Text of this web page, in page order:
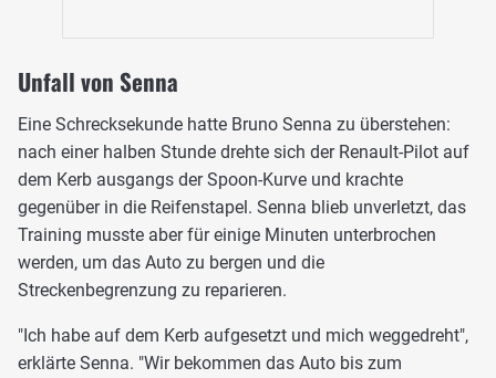
Unfall von Senna
Eine Schrecksekunde hatte Bruno Senna zu überstehen:
nach einer halben Stunde drehte sich der Renault-Pilot auf
dem Kerb ausgangs der Spoon-Kurve und krachte
gegenüber in die Reifenstapel. Senna blieb unverletzt, das
Training musste aber für einige Minuten unterbrochen
werden, um das Auto zu bergen und die
Streckenbegrenzung zu reparieren.
"Ich habe auf dem Kerb aufgesetzt und mich weggedreht",
erklärte Senna. "Wir bekommen das Auto bis zum